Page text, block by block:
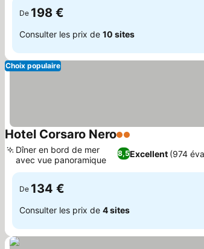
De 198 €
Consulter les prix de 10 sites
Choix populaire
Hotel Corsaro Nero2 Étoiles
8,5Excellent (974
Dîner en bord de mer
avec vue panoramique
De 134 €
Consulter les prix de 4 sites